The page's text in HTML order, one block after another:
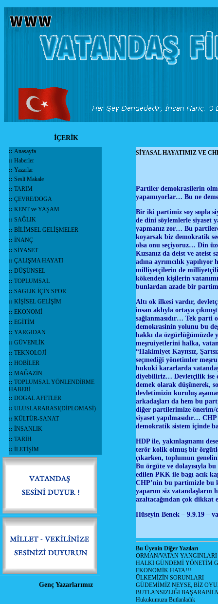
İÇERİK
:: Anasayfa
:: Haberler
:: Yazarlar
:: Sesli Makale
:: TARIM
:: ÇEVRE/DOGA
:: KENT ve YAŞAM
:: SAĞLIK
:: BİLİMSEL GELİŞMELER
:: İNANÇ
:: SİYASET
:: ÇALIŞMA HAYATI
:: DÜŞÜNSEL
:: TOPLUMSAL
:: SAGLIK İÇİN SPOR
:: KİŞİSEL GELİŞİM
:: EKONOMİ
:: EGİTİM
:: YARGIDAN
:: GÜVENLİK
:: TEKNOLOJİ
:: HOBİLER
:: MAĞAZİN
:: TOPLUMSAL YÖNLENDİRME
HABERİ
:: DOGAL AFETLER
:: ULUSLARARASI(DİPLOMASİ)
:: KÜLTÜR-SANAT
:: İNSANLIK
:: TARİH
:: İLETİŞİM
Genç Yazarlarımız
SİYASAL HAYATIMIZ VE
Partiler demokrasilerin
yapamıyorlar… Bu ne
Bir iki partimiz soy sopla
de dini söylemlerle siyaset
yapmanız zor… Bu
koyarsak biz demokratik
olsa onu seçiyoruz… Din
Kızsanız da deist ve ateist
adına ayrımcılık
milliyetçilerin de
kökenden kişilerin
bunlardan azade bir
Altı ok ilkesi vardır,
insan aklıyla ortaya
sağlanmasıdır… Tek parti
demokrasinin yolunu bu
hakkı da özgürlüğümüzde
meşruiyetlerini halka,
“Hakimiyet Kayıtsız,
seçmediği yönetimler
hukuki kararlarda
diyebiliriz… Devletçilik ise
demek olarak düşünerek,
devletimizin kuruluş
arkadaşları da hem bu
diğer partilerimize önerim/
siyaset yapılmasıdır…
demokratik sistem içinde
HDP ile, yakınlaşmamı
terör kolik olmuş bir örgütle
çıkarken, toplumun
Bu örgüte ve dolayısıyla
edilen PKK ile bagı acık
CHP’nin bu partimizle bu
yaparım siz vatandaşların
azaltacağından çok dikkat
Hüseyin Benek – 9.9.19 –
Bu Üyenin Diğer Yazıları
ORMAN/VATAN
HALKI GÜNDEMİ YÖNETİM
EKONOMİK HATA!!!
ÜLKEMİZİN SORUNLARI
GÜDEMİMİZ NEYSE, BİZ
BUTLANSIZLIĞI
Hukukumuzu Butlanladık